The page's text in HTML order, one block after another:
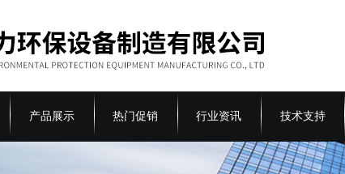
产品展示 热门促销 行业资讯 技术支持